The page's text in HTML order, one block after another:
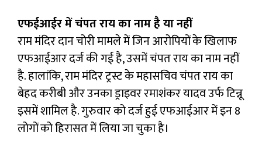
एफईआईर में चंपत राय का नाम है या नहीं
राम मंदिर दान चोरी मामले में जिन आरोपियों के खिलाफ
एफआईआर दर्ज की गई है, उसमें चंपत राय का नाम नहीं
है. हालांकि, राम मंदिर ट्रस्ट के महासचिव चंपत राय का
बेहद करीबी और उनका ड्राइवर रमाशंकर यादव उर्फ टिन्नू
इसमें शामिल है. गुरुवार को दर्ज हुई एफआईआर में इन 8
लोगों को हिरासत में लिया जा चुका है।